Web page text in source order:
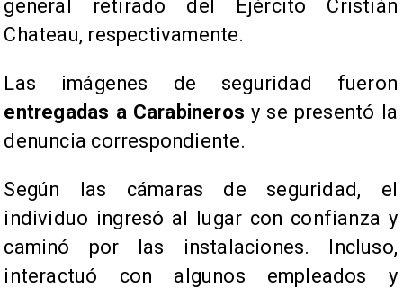
general retirado del Ejército Cristián
Chateau, respectivamente.
Las imágenes de seguridad fueron
entregadas a Carabineros y se presentó la
denuncia correspondiente.
Según las cámaras de seguridad, el
individuo ingresó al lugar con confianza y
caminó por las instalaciones. Incluso,
interactuó con algunos empleados y